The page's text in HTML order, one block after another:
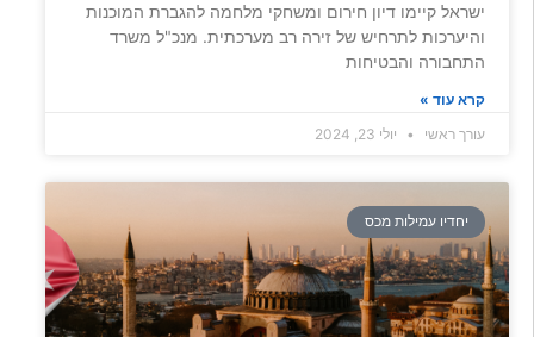
ישראל קיימו דיון חירום ומשחקי מלחמה להגברת המוכנות
והיערכות לתרחיש של זירה רב מערכתית. מנכ"ל משרד
התחבורה והבטיחות
קרא עוד »
עורך ראשי
יולי 23, 2024
יחדיו עמילות מכס